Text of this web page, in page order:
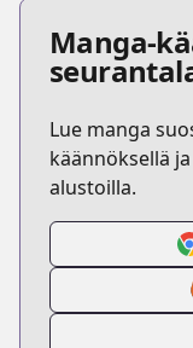
Manga-
Lue manga
käännöksellä
alustoilla.